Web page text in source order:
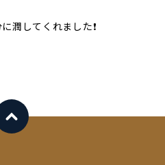
潤してくれました❗